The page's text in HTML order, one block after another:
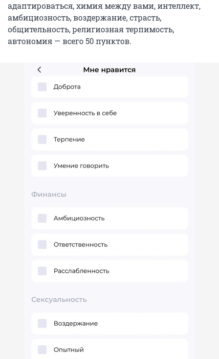
адаптироваться, химия между вами, интеллект,
амбициозность, воздержание, страсть,
общительность, религиозная терпимость,
автономия — всего 50 пунктов.